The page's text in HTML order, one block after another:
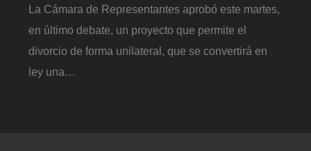
La Cámara de Representantes aprobó este martes,
en último debate, un proyecto que permite el
divorcio de forma unilateral, que se convertirá en
ley una…